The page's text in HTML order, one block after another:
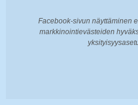
Facebook-sivun näyttäminen
markkinointievästeiden